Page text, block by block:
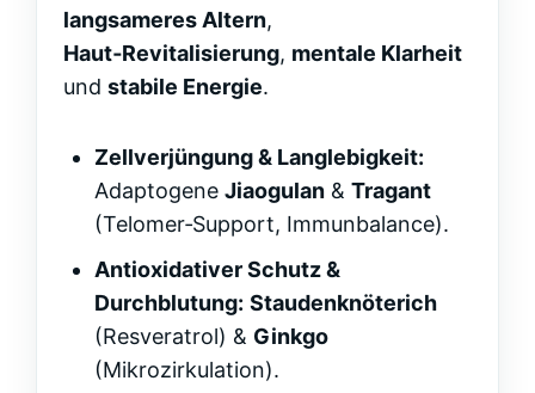
langsameres Altern,
Haut‑Revitalisierung, mentale Klarheit
und stabile Energie.
Zellverjüngung & Langlebigkeit:
Adaptogene Jiaogulan & Tragant
(Telomer‑Support, Immunbalance).
Antioxidativer Schutz &
Durchblutung: Staudenknöterich
(Resveratrol) & Ginkgo
(Mikrozirkulation).